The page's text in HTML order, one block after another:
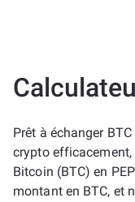
Prêt à échanger
crypto efficacement,
Bitcoin (BTC) en
montant en BTC, et